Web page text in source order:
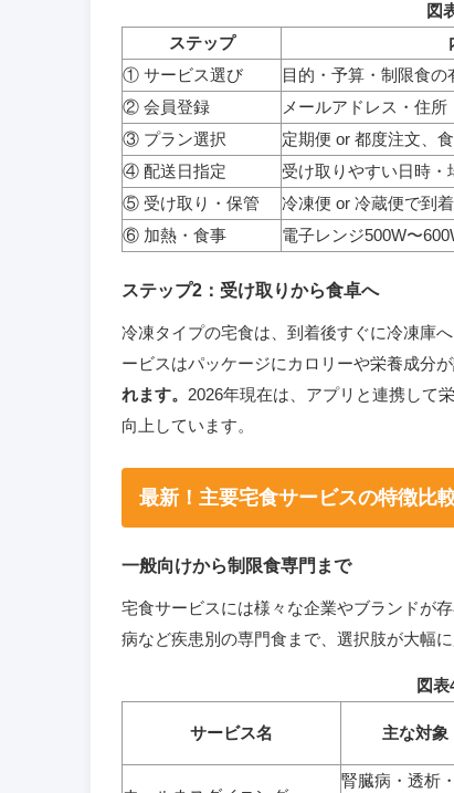
図
ステップ
① サービス選び
目的・予算・制限食の
② 会員登録
メールアドレス・住
③ プラン選択
定期便 or 都度注文、
④ 配送日指定
受け取りやすい日時・
⑤ 受け取り・保管
冷凍便 or 冷蔵便で到
⑥ 加熱・食事
電子レンジ500W〜
ステップ2：受け取りから食卓へ
冷凍タイプの宅食は、到着後すぐに冷凍庫
ービスはパッケージにカロリーや栄養成分が
れます。 2026年現在は、アプリと連携して
向上しています。
最新！主要宅食サービスの特徴比
一般向けから制限食専門まで
宅食サービスには様々な企業やブランドが
病など疾患別の専門食まで、選択肢が大幅
図
サービス名 主な対象
腎臓病・透析